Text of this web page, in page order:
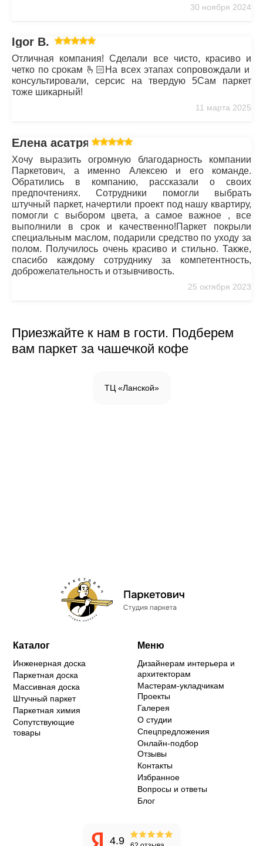
30 ноября 2024
Igor B.
Отличная компания! Сделали все чисто, красиво и
четко по срокам 🫰🏻На всех этапах сопровождали и
консультировали, серсис на твердую 5Сам паркет
тоже шикарный!
11 марта 2025
Елена асатрян
Хочу выразить огромную благодарность компании
Паркетович, а именно Алексею и его команде.
Обратились в компанию, рассказали о своих
предпочтениях. Сотрудники помогли выбрать
штучный паркет, начертили проект под нашу квартиру,
помогли с выбором цвета, а самое важное , все
выполнили в срок и качественно!Паркет покрыли
специальным маслом, подарили средство по уходу за
полом. Получилось очень красиво и стильно. Также,
спасибо каждому сотруднику за компетентность,
доброжелательность и отзывчивость.
25 октября 2023
Приезжайте к нам в гости. Подберем
вам паркет за чашечкой кофе
ТЦ «Ланской»
Каталог
Инженерная доска
Паркетная доска
Массивная доска
Штучный паркет
Паркетная химия
Сопутствующие
товары
Меню
Дизайнерам интерьера и
архитекторам
Мастерам-укладчикам
Проекты
Галерея
О студии
Спецпредложения
Онлайн-подбор
Отзывы
Контакты
Избранное
Вопросы и ответы
Блог
4.9